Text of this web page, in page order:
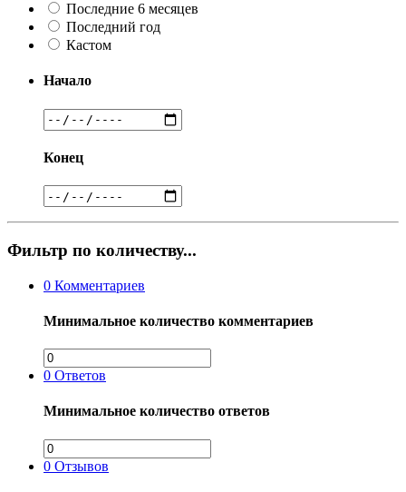
Последние 6 месяцев
Последний год
Кастом
Начало
Конец
Фильтр по количеству...
0 Комментариев
Минимальное количество комментариев
0 Ответов
Минимальное количество ответов
0 Отзывов